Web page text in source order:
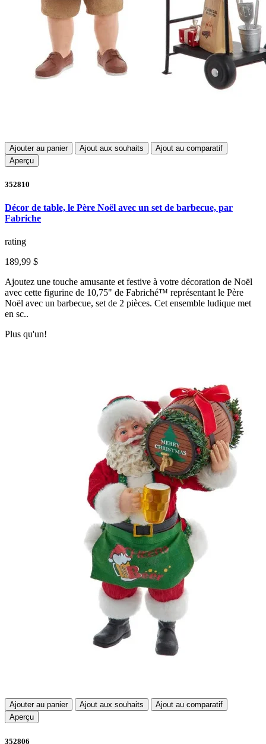
Ajouter au panier Ajout aux souhaits
Ajout au comparatif
Aperçu
352810
Décor de table, le Père Noël avec un set de barbecue, par
Fabriche
rating
189,99 $
Ajoutez une touche amusante et festive à votre décoration de Noël
avec cette figurine de 10,75" de Fabriché™ représentant le Père
Noël avec un barbecue, set de 2 pièces. Cet ensemble ludique met
en sc..
Plus qu'un!
Ajouter au panier Ajout aux souhaits
Ajout au comparatif
Aperçu
352806